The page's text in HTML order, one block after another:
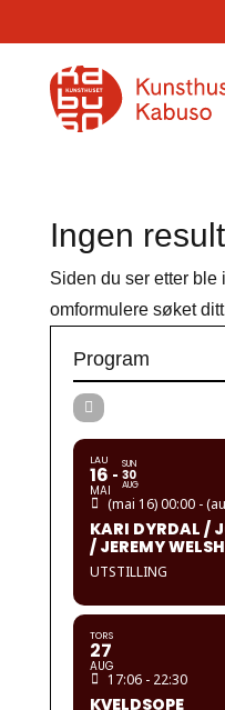
Ingen
Siden du ser etter ble
omformulere søket
Program
LAU
16
MAI
SUN
30
AUG
(mai 16) 00:00 -
KARI DYRDAL /
/ JEREMY WELSH
UTSTILLING
TORS
27
AUG
17:06 - 22:30
KVELDSOPE